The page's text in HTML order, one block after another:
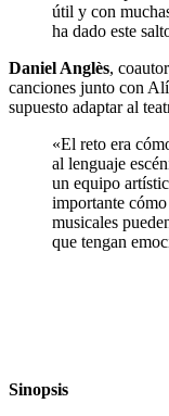
útil y con
ha dado este
Daniel Anglès,
canciones junto con
supuesto adaptar al
«El reto era
al lenguaje
un equipo
importante
musicales
que tengan
Sinopsis